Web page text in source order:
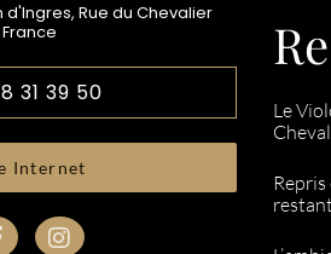
d'Ingres, Rue du Chevalier
31 39 50
Internet
Le